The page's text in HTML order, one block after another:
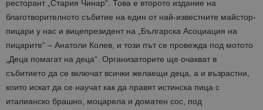
ресторант „Стария Чинар“. Това е второто издание на
благотворителното събитие на един от най-известните майстор-
пицари у нас и вицепрезидент на „Българска Асоциация на
пицарите“ – Анатоли Колев, и този път се провежда под мотото
„Деца помагат на деца“. Организаторите ще очакват в
събитието да се включат всички желаещи деца, а и възрастни,
които искат да се научат как да правят истинска пица с
италианско брашно, моцарела и доматен сос, под